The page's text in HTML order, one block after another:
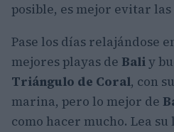
posible, es mejor evitar
Pase los días relajándose
mejores playas de Baliy
Triángulo de Coral, con
marina, pero lo mejor de
como hacer mucho. Lea